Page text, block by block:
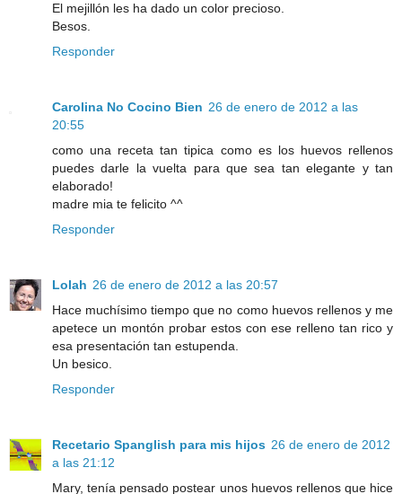
El mejillón les ha dado un color precioso.
Besos.
Responder
Carolina No Cocino Bien 26 de enero de 2012 a las
20:55
como una receta tan tipica como es los huevos rellenos
puedes darle la vuelta para que sea tan elegante y tan
elaborado!
madre mia te felicito ^^
Responder
Lolah 26 de enero de 2012 a las 20:57
Hace muchísimo tiempo que no como huevos rellenos y me
apetece un montón probar estos con ese relleno tan rico y
esa presentación tan estupenda.
Un besico.
Responder
Recetario Spanglish para mis hijos 26 de enero de 2012
a las 21:12
Mary, tenía pensado postear unos huevos rellenos que hice